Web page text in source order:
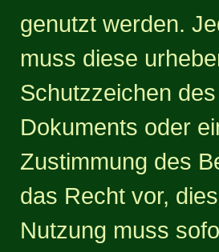
genutzt werden.
muss diese
Schutzzeichen
Dokuments oder
Zustimmung des
das Recht vor,
Nutzung muss